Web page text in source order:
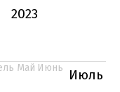
2023
Май Июнь
Июль